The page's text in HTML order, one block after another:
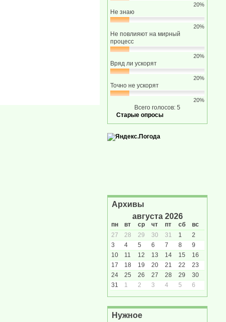
20%
Не знаю
20%
Не повлияют на мирный
процесс
20%
Вряд ли ускорят
20%
Точно не ускорят
20%
Всего голосов: 5
Старые опросы
Архивы
августа 2026
пн вт ср чт пт сб
вс
27
28 29 30 31 1
2
3
4 5 6 7 8
9
10
11 12 13 14 15
16
17
18 19 20 21 22
23
24
25 26 27 28 29
30
31
1 2 3 4 5 6
Нужное